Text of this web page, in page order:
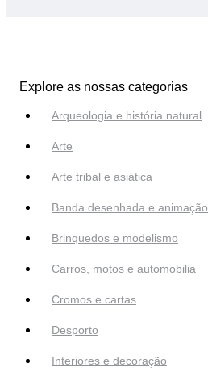
Explore as nossas categorias
Arqueologia e história natural
Arte
Arte tribal e asiática
Banda desenhada e animação
Brinquedos e modelismo
Carros, motos e automobilia
Cromos e cartas
Desporto
Interiores e decoração